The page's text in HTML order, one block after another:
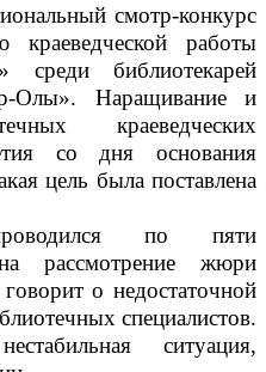
смотр-конкурс
работы
среди библиотекарей
Наращивание и
краеведческих
со дня основания
цель была поставлена
по пяти
рассмотрение жюри
о недостаточной
специалистов.
ситуация,